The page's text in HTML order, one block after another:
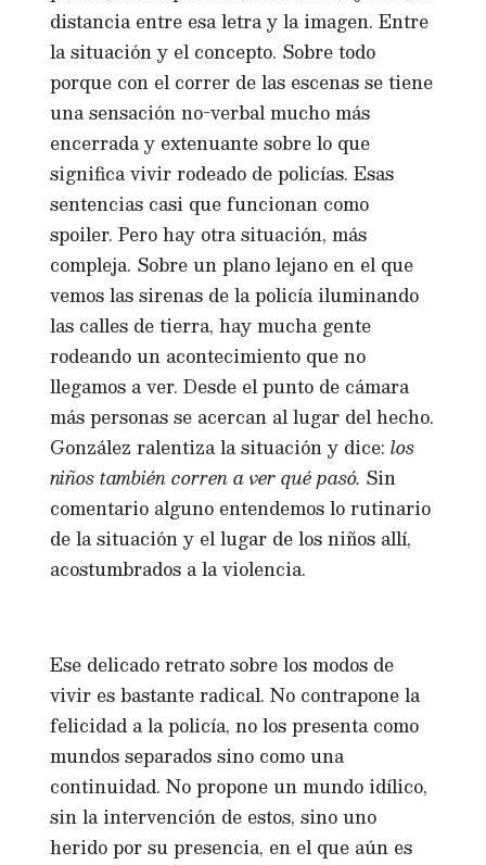
distancia entre esa letra y la imagen. Entre
la situación y el concepto. Sobre todo
porque con el correr de las escenas se tiene
una sensación no-verbal mucho más
encerrada y extenuante sobre lo que
significa vivir rodeado de policías. Esas
sentencias casi que funcionan como
spoiler. Pero hay otra situación, más
compleja. Sobre un plano lejano en el que
vemos las sirenas de la policía iluminando
las calles de tierra, hay mucha gente
rodeando un acontecimiento que no
llegamos a ver. Desde el punto de cámara
más personas se acercan al lugar del hecho.
González ralentiza la situación y dice:los
niños también corren a ver qué pasó. Sin
comentario alguno entendemos lo rutinario
de la situación y el lugar de los niños allí,
acostumbrados a la violencia.
Ese delicado retrato sobre los modos de
vivir es bastante radical. No contrapone la
felicidad a la policía, no los presenta como
mundos separados sino como una
continuidad. No propone un mundo idílico,
sin la intervención de estos, sino uno
herido por su presencia, en el que aún es